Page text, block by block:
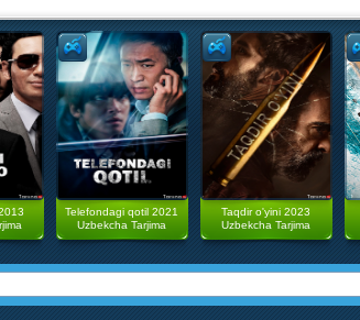
Telefondagi qotil 2021
Uzbekcha Tarjima
Taqdir o'yini 2023
Uzbekcha Tarjima